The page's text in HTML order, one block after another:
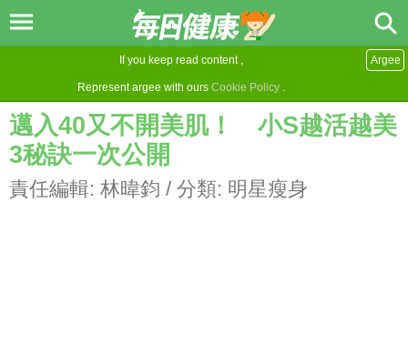
If you keep read content ,
Represent argee with ours Cookie Policy .
Argee
邁入40又不開美肌！ 小S越活越美
3秘訣一次公開
責任編輯: 林暐鈞 / 分類: 明星瘦身